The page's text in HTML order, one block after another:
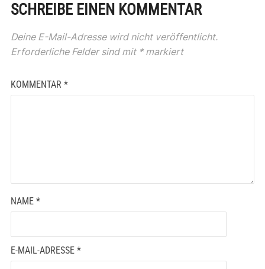
SCHREIBE EINEN KOMMENTAR
Deine E-Mail-Adresse wird nicht veröffentlicht.
Erforderliche Felder sind mit *markiert
KOMMENTAR *
NAME *
E-MAIL-ADRESSE *